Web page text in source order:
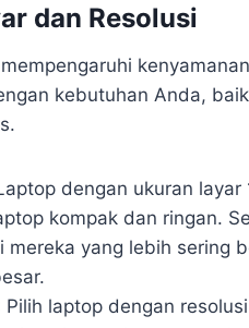
dan Resolusi
kebutuhan Anda,
dengan ukuran
kompak dan ringan.
mereka yang lebih sering
Pilih laptop dengan